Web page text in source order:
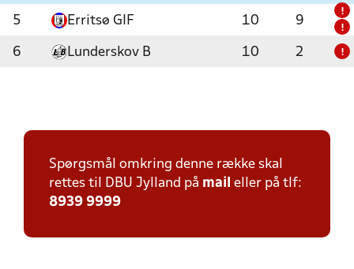
5 Erritsø GIF 10 9
!
!
6 Lunderskov B 10 2 !
Spørgsmål omkring denne række skal
rettes til DBU Jylland på mail eller på tlf:
8939 9999